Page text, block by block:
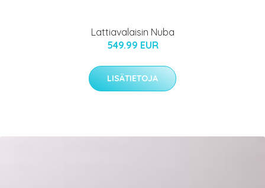
Lattiavalaisin Nuba
549.99 EUR
LISÄTIETOJA